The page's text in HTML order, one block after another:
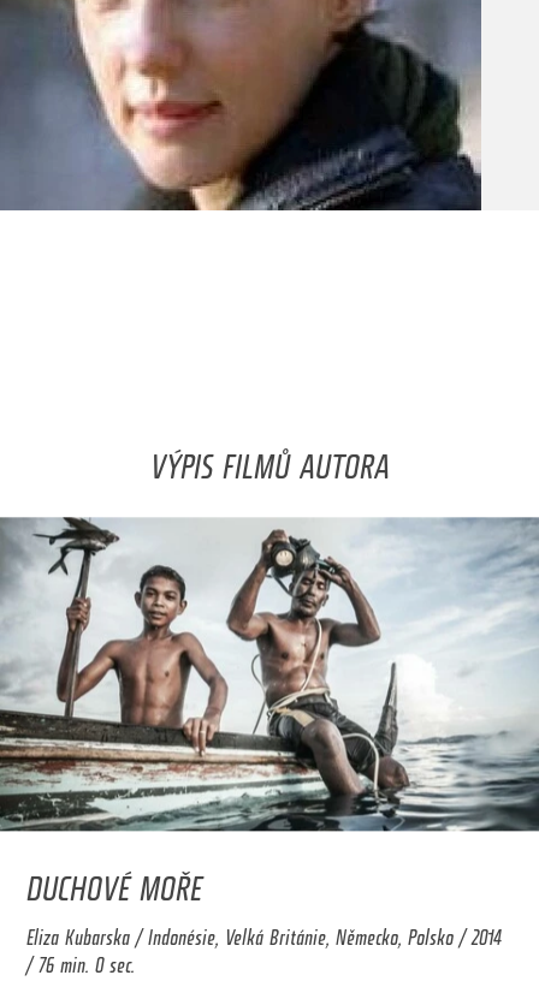
VÝPIS FILMŮ AUTORA
DUCHOVÉ MOŘE
Eliza Kubarska / Indonésie, Velká Británie, Německo, Polsko / 2014
/ 76 min. 0 sec.